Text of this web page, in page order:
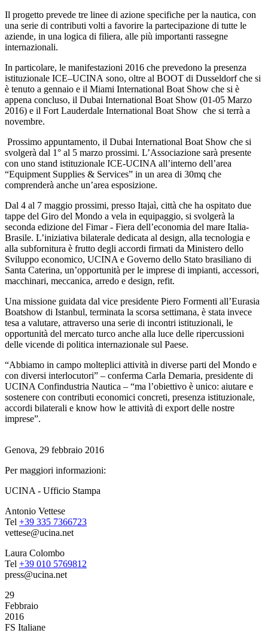
Il progetto prevede tre linee di azione specifiche per la nautica, con
una serie di contributi volti a favorire la partecipazione di tutte le
aziende, in una logica di filiera, alle più importanti rassegne
internazionali.
In particolare, le manifestazioni 2016 che prevedono la presenza
istituzionale ICE–UCINA sono, oltre al BOOT di Dusseldorf che si
è tenuto a gennaio e il Miami International Boat Show che si è
appena concluso, il Dubai International Boat Show (01-05 Marzo
2016) e il Fort Lauderdale International Boat Show che si terrà a
novembre.
Prossimo appuntamento, il Dubai International Boat Show che si
svolgerà dal 1° al 5 marzo prossimi. L’Associazione sarà presente
con uno stand istituzionale ICE-UCINA all’interno dell’area
“Equipment Supplies & Services” in un area di 30mq che
comprenderà anche un’area esposizione.
Dal 4 al 7 maggio prossimi, presso Itajaì, città che ha ospitato due
tappe del Giro del Mondo a vela in equipaggio, si svolgerà la
seconda edizione del Fimar - Fiera dell’economia del mare Italia-
Brasile. L’iniziativa bilaterale dedicata al design, alla tecnologia e
alla subfornitura è frutto degli accordi firmati da Ministero dello
Sviluppo economico, UCINA e Governo dello Stato brasiliano di
Santa Caterina, un’opportunità per le imprese di impianti, accessori,
macchinari, meccanica, arredo e design, refit.
Una missione guidata dal vice presidente Piero Formenti all’Eurasia
Boatshow di Istanbul, terminata la scorsa settimana, è stata invece
tesa a valutare, attraverso una serie di incontri istituzionali, le
opportunità del mercato turco anche alla luce delle ripercussioni
delle vicende di politica internazionale sul Paese.
“Abbiamo in campo molteplici attività in diverse parti del Mondo e
con diversi interlocutori” – conferma Carla Demaria, presidente di
UCINA Confindustria Nautica – “ma l’obiettivo è unico: aiutare e
sostenere con contributi economici concreti, presenza istituzionale,
accordi bilaterali e know how le attività di export delle nostre
imprese”.
Genova, 29 febbraio 2016
Per maggiori informazioni:
UCINA - Ufficio Stampa
Antonio Vettese
Tel +39 335 7366723
vettese@ucina.net
Laura Colombo
Tel +39 010 5769812
press@ucina.net
29
Febbraio
2016
FS Italiane